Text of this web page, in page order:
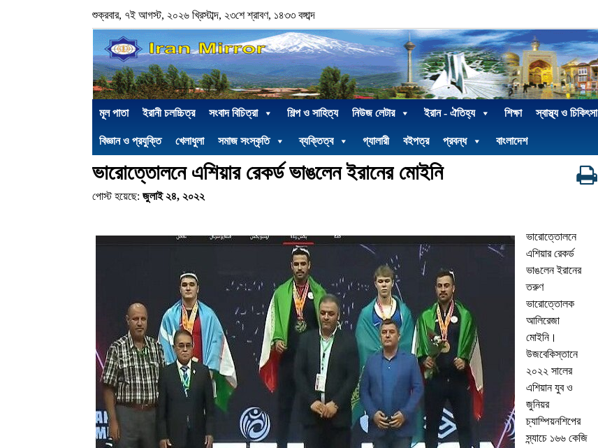
শুক্রবার, ৭ই আগস্ট, ২০২৬ খ্রিস্টাব্দ, ২৩শে শ্রাবণ, ১৪৩৩ বঙ্গাব্দ
মূল পাতা ইরানী চলচ্চিত্র সংবাদ বিচিত্রা শিল্প ও সাহিত্য নিউজ লেটার ইরান - ঐতিহ্য শিক্ষা স্বাস্থ্য ও চিকিৎসা
বিজ্ঞান ও প্রযুক্তি খেলাধুলা সমাজ সংস্কৃতি ব্যক্তিত্ব গ্যালারী বইপত্র প্রবন্ধ বাংলাদেশ
ভারোত্তোলনে এশিয়ার রেকর্ড ভাঙলেন ইরানের মোইনি
পোস্ট হয়েছে: জুলাই ২৪, ২০২২
ভারোত্তোলনে
এশিয়ার রেকর্ড
ভাঙলেন ইরানের
তরুণ
ভারোত্তোলক
আলিরেজা
মোইনি।
উজবেকিস্তানে
২০২২ সালের
এশিয়ান যুব ও
জুনিয়র
চ্যাম্পিয়নশিপের
স্ন্যাচে ১৬৬ কেজি